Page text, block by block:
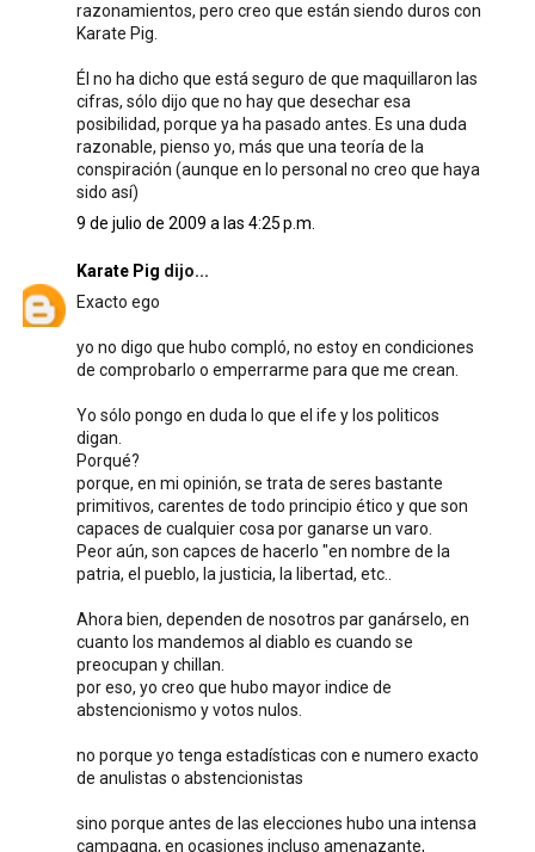
razonamientos, pero creo que están siendo duros con
Karate Pig.
Él no ha dicho que está seguro de que maquillaron las
cifras, sólo dijo que no hay que desechar esa
posibilidad, porque ya ha pasado antes. Es una duda
razonable, pienso yo, más que una teoría de la
conspiración (aunque en lo personal no creo que haya
sido así)
9 de julio de 2009 a las 4:25 p.m.
Karate Pig dijo...
Exacto ego
yo no digo que hubo compló, no estoy en condiciones
de comprobarlo o emperrarme para que me crean.
Yo sólo pongo en duda lo que el ife y los politicos
digan.
Porqué?
porque, en mi opinión, se trata de seres bastante
primitivos, carentes de todo principio ético y que son
capaces de cualquier cosa por ganarse un varo.
Peor aún, son capces de hacerlo "en nombre de la
patria, el pueblo, la justicia, la libertad, etc..
Ahora bien, dependen de nosotros par ganárselo, en
cuanto los mandemos al diablo es cuando se
preocupan y chillan.
por eso, yo creo que hubo mayor indice de
abstencionismo y votos nulos.
no porque yo tenga estadísticas con e numero exacto
de anulistas o abstencionistas
sino porque antes de las elecciones hubo una intensa
campagna, en ocasiones incluso amenazante,